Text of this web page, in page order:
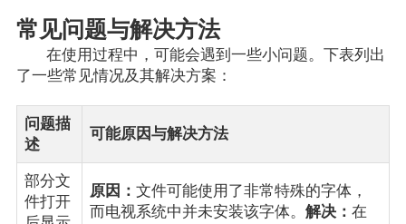
常见问题与解决方法
在使用过程中，可能会遇到一些小问题。下表列出
了一些常见情况及其解决方案：
问题描
述
可能原因与解决方法
部分文
件打开
原因： 文件可能使用了非常特殊的字体，
而电视系统中并未安装该字体。 解决： 在